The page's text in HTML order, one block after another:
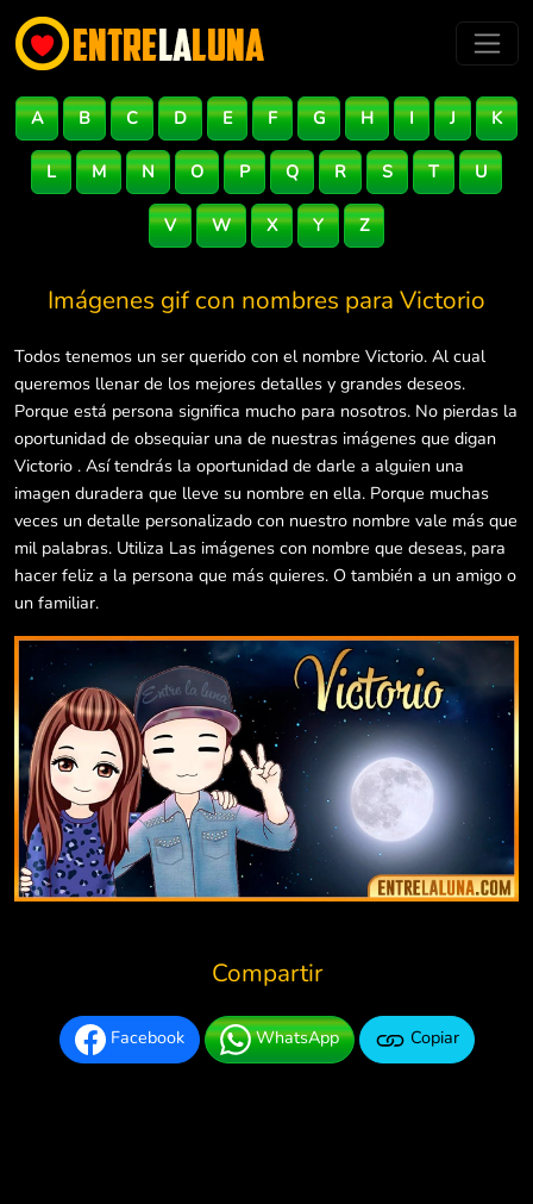
A B C D E F G H I J K
L M N O P Q R S T U
V W X Y Z
Imágenes gif con nombres para Victorio
Todos tenemos un ser querido con el nombre Victorio. Al cual
queremos llenar de los mejores detalles y grandes deseos.
Porque está persona significa mucho para nosotros. No pierdas la
oportunidad de obsequiar una de nuestras imágenes que digan
Victorio . Así tendrás la oportunidad de darle a alguien una
imagen duradera que lleve su nombre en ella. Porque muchas
veces un detalle personalizado con nuestro nombre vale más que
mil palabras. Utiliza Las imágenes con nombre que deseas, para
hacer feliz a la persona que más quieres. O también a un amigo o
un familiar.
Compartir
Facebook WhatsApp Copiar